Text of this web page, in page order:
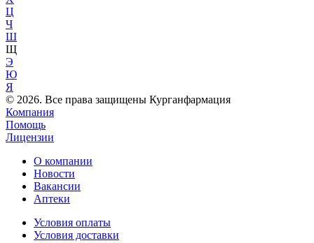
Ц
Ч
Ш
Щ
Э
Ю
Я
© 2026. Все права защищены Курганфармация
Компания
Помощь
Лицензии
О компании
Новости
Вакансии
Аптеки
Условия оплаты
Условия доставки